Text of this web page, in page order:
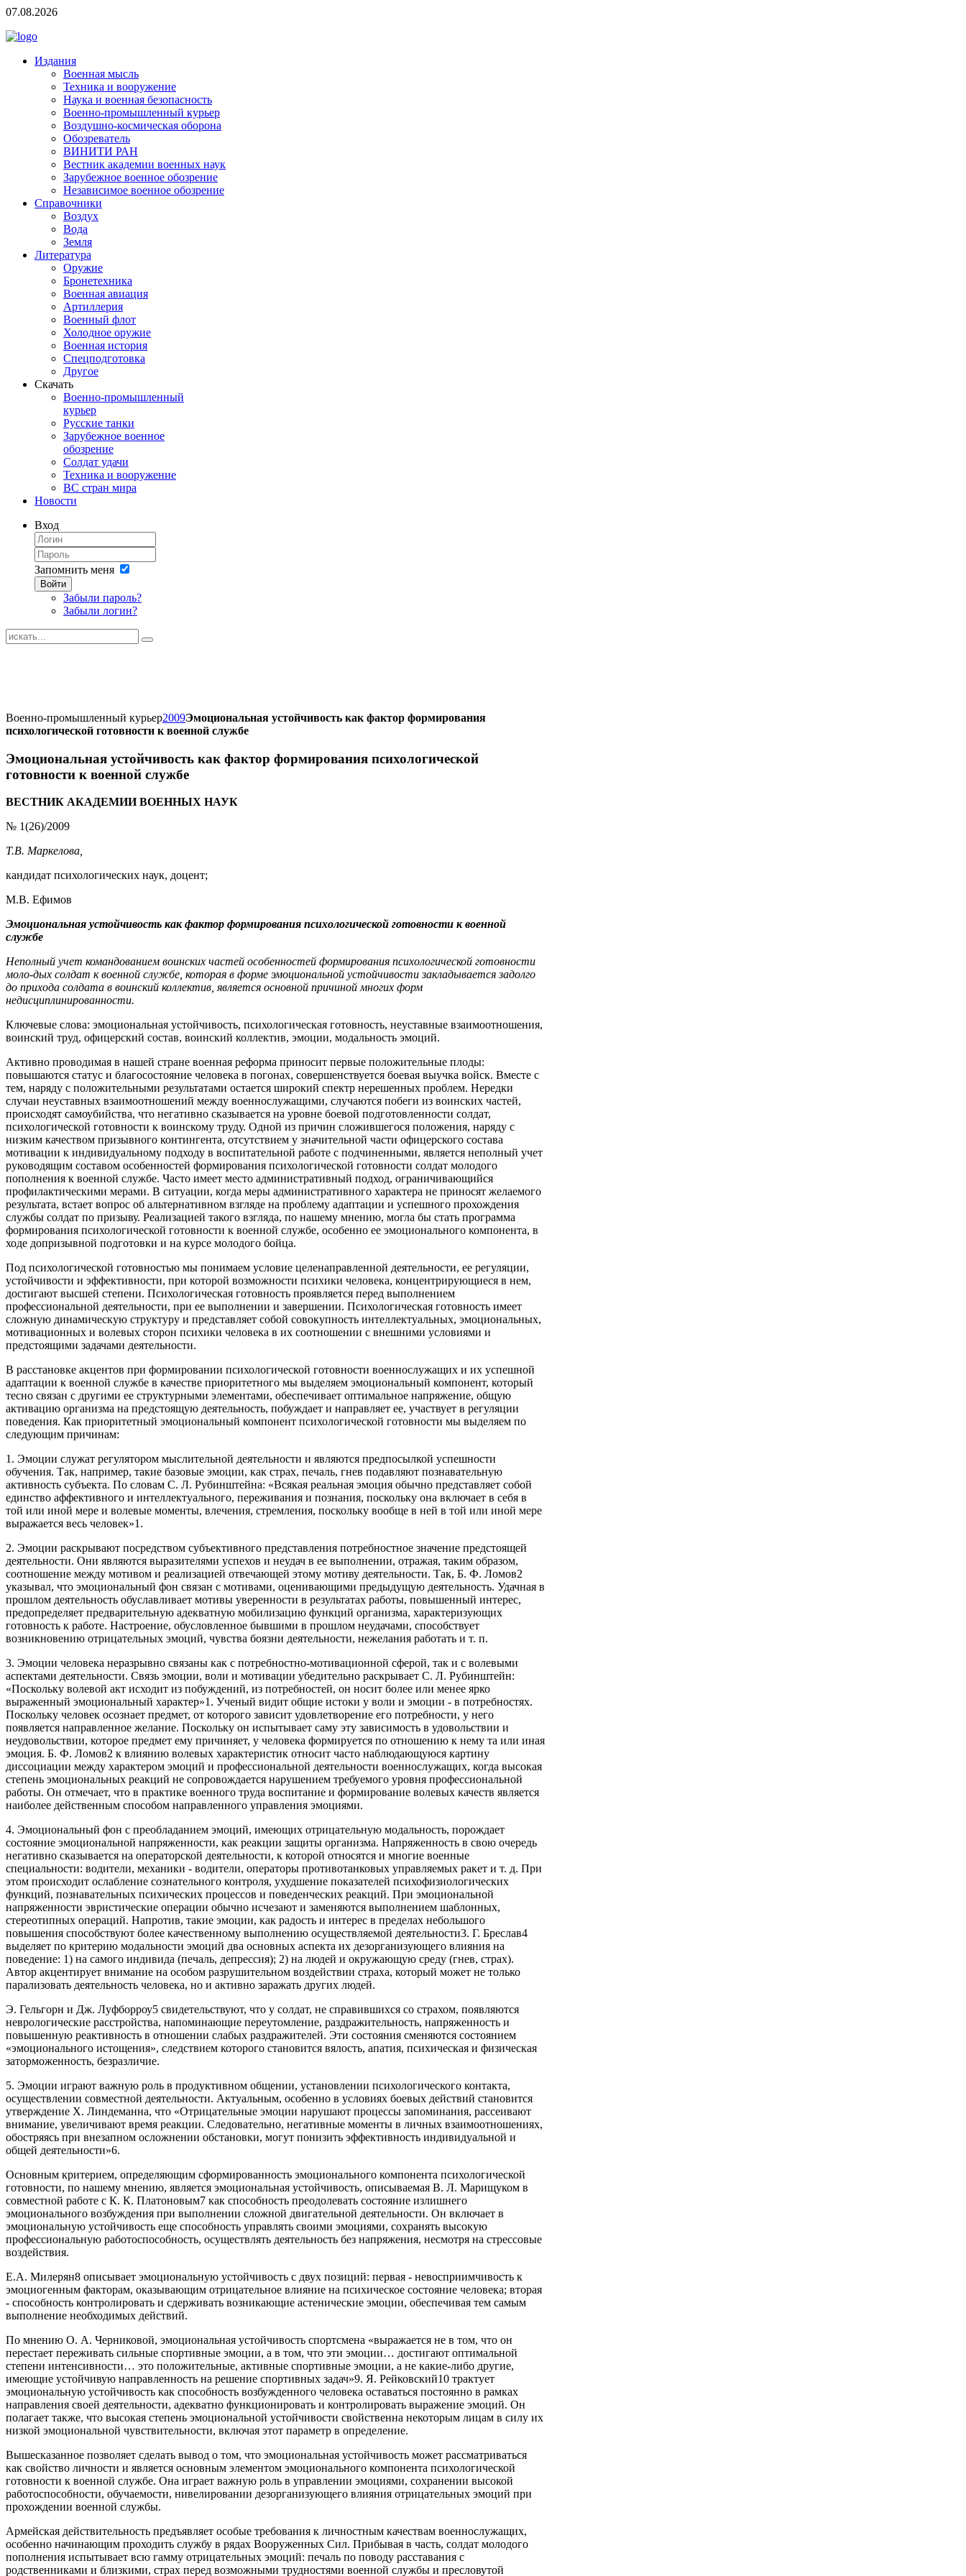
07.08.2026
Издания
Военная мысль
Техника и вооружение
Наука и военная безопасность
Военно-промышленный курьер
Воздушно-космическая оборона
Обозреватель
ВИНИТИ РАН
Вестник академии военных наук
Зарубежное военное обозрение
Независимое военное обозрение
Справочники
Воздух
Вода
Земля
Литература
Оружие
Бронетехника
Военная авиация
Артиллерия
Военный флот
Холодное оружие
Военная история
Спецподготовка
Другое
Скачать
Военно-промышленный
курьер
Русские танки
Зарубежное военное
обозрение
Солдат удачи
Техника и вооружение
ВС стран мира
Новости
Вход
Запомнить меня
Войти
Забыли пароль?
Забыли логин?
Военно-промышленный курьер2009Эмоциональная устойчивость как фактор формирования
психологической готовности к военной службе
Эмоциональная устойчивость как фактор формирования психологической
готовности к военной службе
ВЕСТНИК АКАДЕМИИ ВОЕННЫХ НАУК
№ 1(26)/2009
Т.В. Маркелова,
кандидат психологических наук, доцент;
М.В. Ефимов
Эмоциональная устойчивость как фактор формирования психологической готовности к военной
службе
Неполный учет командованием воинских частей особенностей формирования психологической готовности
моло-дых солдат к военной службе, которая в форме эмоциональной устойчивости закладывается задолго
до прихода солдата в воинский коллектив, является основной причиной многих форм
недисциплинированности.
Ключевые слова: эмоциональная устойчивость, психологическая готовность, неуставные взаимоотношения,
воинский труд, офицерский состав, воинский коллектив, эмоции, модальность эмоций.
Активно проводимая в нашей стране военная реформа приносит первые положительные плоды:
повышаются статус и благосостояние человека в погонах, совершенствуется боевая выучка войск. Вместе с
тем, наряду с положительными результатами остается широкий спектр нерешенных проблем. Нередки
случаи неуставных взаимоотношений между военнослужащими, случаются побеги из воинских частей,
происходят самоубийства, что негативно сказывается на уровне боевой подготовленности солдат,
психологической готовности к воинскому труду. Одной из причин сложившегося положения, наряду с
низким качеством призывного контингента, отсутствием у значительной части офицерского состава
мотивации к индивидуальному подходу в воспитательной работе с подчиненными, является неполный учет
руководящим составом особенностей формирования психологической готовности солдат молодого
пополнения к военной службе. Часто имеет место административный подход, ограничивающийся
профилактическими мерами. В ситуации, когда меры административного характера не приносят желаемого
результата, встает вопрос об альтернативном взгляде на проблему адаптации и успешного прохождения
службы солдат по призыву. Реализацией такого взгляда, по нашему мнению, могла бы стать программа
формирования психологической готовности к военной службе, особенно ее эмоционального компонента, в
ходе допризывной подготовки и на курсе молодого бойца.
Под психологической готовностью мы понимаем условие целенаправленной деятельности, ее регуляции,
устойчивости и эффективности, при которой возможности психики человека, концентрирующиеся в нем,
достигают высшей степени. Психологическая готовность проявляется перед выполнением
профессиональной деятельности, при ее выполнении и завершении. Психологическая готовность имеет
сложную динамическую структуру и представляет собой совокупность интеллектуальных, эмоциональных,
мотивационных и волевых сторон психики человека в их соотношении с внешними условиями и
предстоящими задачами деятельности.
В расстановке акцентов при формировании психологической готовности военнослужащих и их успешной
адаптации к военной службе в качестве приоритетного мы выделяем эмоциональный компонент, который
тесно связан с другими ее структурными элементами, обеспечивает оптимальное напряжение, общую
активацию организма на предстоящую деятельность, побуждает и направляет ее, участвует в регуляции
поведения. Как приоритетный эмоциональный компонент психологической готовности мы выделяем по
следующим причинам:
1. Эмоции служат регулятором мыслительной деятельности и являются предпосылкой успешности
обучения. Так, например, такие базовые эмоции, как страх, печаль, гнев подавляют познавательную
активность субъекта. По словам С. Л. Рубинштейна: «Всякая реальная эмоция обычно представляет собой
единство аффективного и интеллектуального, переживания и познания, поскольку она включает в себя в
той или иной мере и волевые моменты, влечения, стремления, поскольку вообще в ней в той или иной мере
выражается весь человек»1.
2. Эмоции раскрывают посредством субъективного представления потребностное значение предстоящей
деятельности. Они являются выразителями успехов и неудач в ее выполнении, отражая, таким образом,
соотношение между мотивом и реализацией отвечающей этому мотиву деятельности. Так, Б. Ф. Ломов2
указывал, что эмоциональный фон связан с мотивами, оценивающими предыдущую деятельность. Удачная в
прошлом деятельность обуславливает мотивы уверенности в результатах работы, повышенный интерес,
предопределяет предварительную адекватную мобилизацию функций организма, характеризующих
готовность к работе. Настроение, обусловленное бывшими в прошлом неудачами, способствует
возникновению отрицательных эмоций, чувства боязни деятельности, нежелания работать и т. п.
3. Эмоции человека неразрывно связаны как с потребностно-мотивационной сферой, так и с волевыми
аспектами деятельности. Связь эмоции, воли и мотивации убедительно раскрывает С. Л. Рубинштейн:
«Поскольку волевой акт исходит из побуждений, из потребностей, он носит более или менее ярко
выраженный эмоциональный характер»1. Ученый видит общие истоки у воли и эмоции - в потребностях.
Поскольку человек осознает предмет, от которого зависит удовлетворение его потребности, у него
появляется направленное желание. Поскольку он испытывает саму эту зависимость в удовольствии и
неудовольствии, которое предмет ему причиняет, у человека формируется по отношению к нему та или иная
эмоция. Б. Ф. Ломов2 к влиянию волевых характеристик относит часто наблюдающуюся картину
диссоциации между характером эмоций и профессиональной деятельности военнослужащих, когда высокая
степень эмоциональных реакций не сопровождается нарушением требуемого уровня профессиональной
работы. Он отмечает, что в практике военного труда воспитание и формирование волевых качеств является
наиболее действенным способом направленного управления эмоциями.
4. Эмоциональный фон с преобладанием эмоций, имеющих отрицательную модальность, порождает
состояние эмоциональной напряженности, как реакции защиты организма. Напряженность в свою очередь
негативно сказывается на операторской деятельности, к которой относятся и многие военные
специальности: водители, механики - водители, операторы противотанковых управляемых ракет и т. д. При
этом происходит ослабление сознательного контроля, ухудшение показателей психофизиологических
функций, познавательных психических процессов и поведенческих реакций. При эмоциональной
напряженности эвристические операции обычно исчезают и заменяются выполнением шаблонных,
стереотипных операций. Напротив, такие эмоции, как радость и интерес в пределах небольшого
повышения способствуют более качественному выполнению осуществляемой деятельности3. Г. Бреслав4
выделяет по критерию модальности эмоций два основных аспекта их дезорганизующего влияния на
поведение: 1) на самого индивида (печаль, депрессия); 2) на людей и окружающую среду (гнев, страх).
Автор акцентирует внимание на особом разрушительном воздействии страха, который может не только
парализовать деятельность человека, но и активно заражать других людей.
Э. Гельгорн и Дж. Луфборроу5 свидетельствуют, что у солдат, не справившихся со страхом, появляются
неврологические расстройства, напоминающие переутомление, раздражительность, напряженность и
повышенную реактивность в отношении слабых раздражителей. Эти состояния сменяются состоянием
«эмоционального истощения», следствием которого становится вялость, апатия, психическая и физическая
заторможенность, безразличие.
5. Эмоции играют важную роль в продуктивном общении, установлении психологического контакта,
осуществлении совместной деятельности. Актуальным, особенно в условиях боевых действий становится
утверждение Х. Линдеманна, что «Отрицательные эмоции нарушают процессы запоминания, рассеивают
внимание, увеличивают время реакции. Следовательно, негативные моменты в личных взаимоотношениях,
обостряясь при внезапном осложнении обстановки, могут понизить эффективность индивидуальной и
общей деятельности»6.
Основным критерием, определяющим сформированность эмоционального компонента психологической
готовности, по нашему мнению, является эмоциональная устойчивость, описываемая В. Л. Марищуком в
совместной работе с К. К. Платоновым7 как способность преодолевать состояние излишнего
эмоционального возбуждения при выполнении сложной двигательной деятельности. Он включает в
эмоциональную устойчивость еще способность управлять своими эмоциями, сохранять высокую
профессиональную работоспособность, осуществлять деятельность без напряжения, несмотря на стрессовые
воздействия.
Е.А. Милерян8 описывает эмоциональную устойчивость с двух позиций: первая - невосприимчивость к
эмоциогенным факторам, оказывающим отрицательное влияние на психическое состояние человека; вторая
- способность контролировать и сдерживать возникающие астенические эмоции, обеспечивая тем самым
выполнение необходимых действий.
По мнению О. А. Черниковой, эмоциональная устойчивость спортсмена «выражается не в том, что он
перестает переживать сильные спортивные эмоции, а в том, что эти эмоции… достигают оптимальной
степени интенсивности… это положительные, активные спортивные эмоции, а не какие-либо другие,
имеющие устойчивую направленность на решение спортивных задач»9. Я. Рейковский10 трактует
эмоциональную устойчивость как способность возбужденного человека оставаться постоянно в рамках
направления своей деятельности, адекватно функционировать и контролировать выражение эмоций. Он
полагает также, что высокая степень эмоциональной устойчивости свойственна некоторым лицам в силу их
низкой эмоциональной чувствительности, включая этот параметр в определение.
Вышесказанное позволяет сделать вывод о том, что эмоциональная устойчивость может рассматриваться
как свойство личности и является основным элементом эмоционального компонента психологической
готовности к военной службе. Она играет важную роль в управлении эмоциями, сохранении высокой
работоспособности, обучаемости, нивелировании дезорганизующего влияния отрицательных эмоций при
прохождении военной службы.
Армейская действительность предъявляет особые требования к личностным качествам военнослужащих,
особенно начинающим проходить службу в рядах Вооруженных Сил. Прибывая в часть, солдат молодого
пополнения испытывает всю гамму отрицательных эмоций: печаль по поводу расставания с
родственниками и близкими, страх перед возможными трудностями военной службы и пресловутой